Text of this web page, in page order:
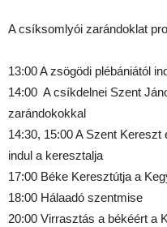
A csíksomlyói zarándoklat
13:00 A zsögödi plébániától
14:00 A csíkdelnei Szent
zarándokokkal
14:30, 15:00 A Szent
indul a keresztalja
17:00 Béke Keresztútja a
18:00 Hálaadó szentmise
20:00 Virrasztás a békéért a